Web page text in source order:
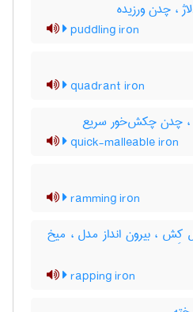
، چدن ورزیده
puddling iron
quadrant iron
چدن چکش‌خور سریع
quick-malleable iron
ramming iron
، بیرون انداز مدل ، میخ
rapping iron